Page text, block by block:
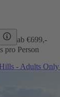
ab €699,-
pro Person
- Adults Only